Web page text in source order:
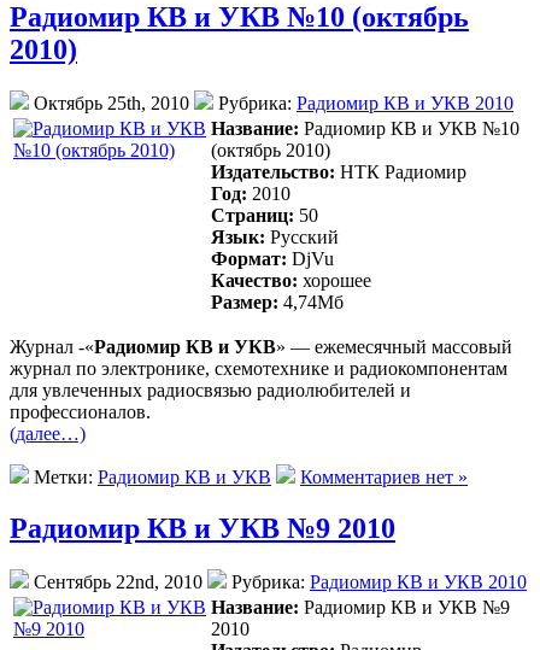
Радиомир КВ и УКВ №10 (октябрь
2010)
Октябрь 25th, 2010 Рубрика: Радиомир КВ и УКВ 2010
Название: Радиомир КВ и УКВ №10
(октябрь 2010)
Издательство: НТК Радиомир
Год: 2010
Страниц: 50
Язык: Русский
Формат: DjVu
Качество: хорошее
Размер: 4,74Mб
Журнал -«Радиомир КВ и УКВ» — ежемесячный массовый
журнал по электронике, схемотехнике и радиокомпонентам
для увлеченных радиосвязью радиолюбителей и
профессионалов.
(далее…)
Метки: Радиомир КВ и УКВ Комментариев нет »
Радиомир КВ и УКВ №9 2010
Сентябрь 22nd, 2010 Рубрика: Радиомир КВ и УКВ 2010
Название: Радиомир КВ и УКВ №9
2010